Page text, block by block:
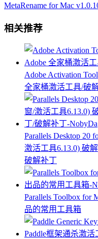
MetaRename for Mac
相关推荐
Adobe Activation
全家桶激活工具/破
Parallels Desktop 20
激活工具6.13.0) 破
破解补丁
Parallels Toolbox for
品的常用工具箱